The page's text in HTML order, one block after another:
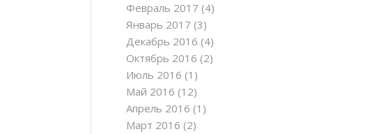
Февраль 2017 (4)
Январь 2017 (3)
Декабрь 2016 (4)
Октябрь 2016 (2)
Июль 2016 (1)
Май 2016 (12)
Апрель 2016 (1)
Март 2016 (2)